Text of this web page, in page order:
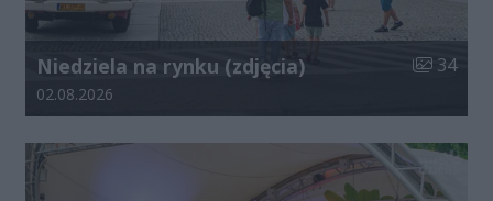
Niedziela na rynku (zdjęcia) Liczba
34
Data dodania galerii:
02.08.2026